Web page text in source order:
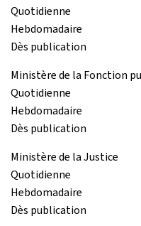
Quotidienne
Hebdomadaire
Dès publication
Ministère de la Fonction
Quotidienne
Hebdomadaire
Dès publication
Ministère de la Justice
Quotidienne
Hebdomadaire
Dès publication